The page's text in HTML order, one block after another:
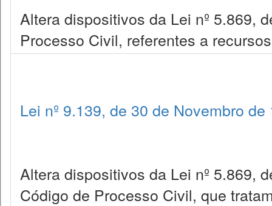
Altera dispositivos da Lei nº 5.869,
Processo Civil, referentes a
Lei nº 9.139, de 30 de Novembro de
Altera dispositivos da Lei nº 5.869,
Código de Processo Civil, que